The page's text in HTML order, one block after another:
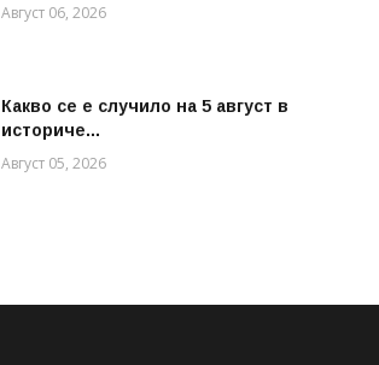
Август 06, 2026
Какво се е случило на 5 август в
историче...
Август 05, 2026